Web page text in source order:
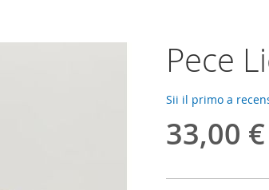
Pece
Sii il primo a
33,00 €